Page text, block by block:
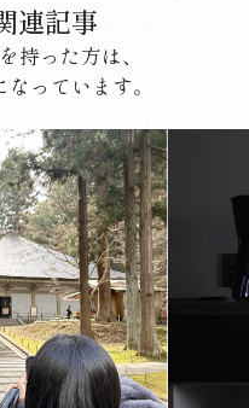
連記事
持った方は、
っています。